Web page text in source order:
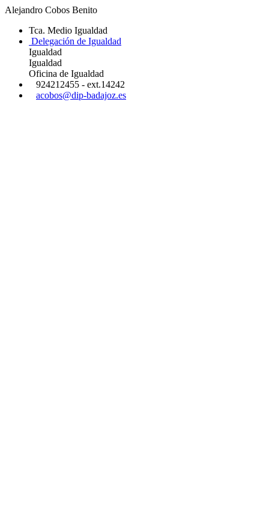
Alejandro Cobos Benito
Tca. Medio Igualdad
Delegación de Igualdad
Igualdad
Igualdad
Oficina de Igualdad
924212455 - ext.14242
acobos@dip-badajoz.es